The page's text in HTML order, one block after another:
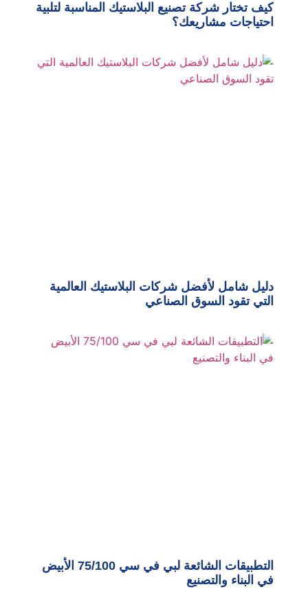
كيف تختار شركة تصنيع البلاستيك المناسبة لتلبية
احتياجات مشاريعك؟
دليل شامل لأفضل شركات البلاستيك العالمية
التي تقود السوق الصناعي
التطبيقات الشائعة لبي في سي 75/100 الأبيض
في البناء والتصنيع